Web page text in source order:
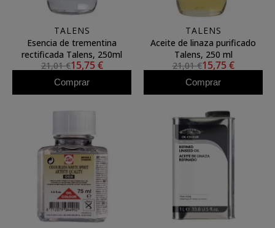
TALENS
Esencia de trementina
rectificada Talens, 250ml
21,01 €15,75 €
Comprar
TALENS
Aceite de linaza purificado
Talens, 250 ml
21,01 €15,75 €
Comprar